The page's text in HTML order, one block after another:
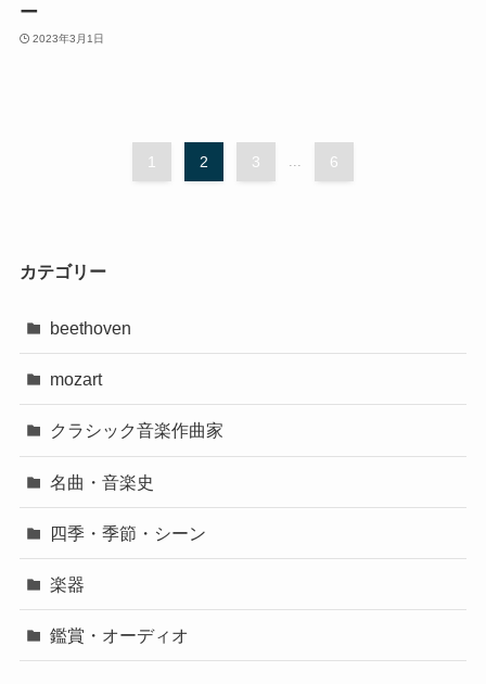
ー
2023年3月1日
1 2 3 ... 6
カテゴリー
beethoven
mozart
クラシック音楽作曲家
名曲・音楽史
四季・季節・シーン
楽器
鑑賞・オーディオ